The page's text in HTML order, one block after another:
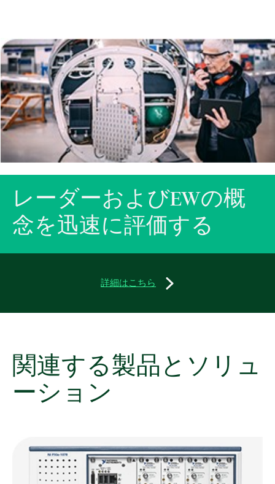
レーダーおよびEWの概
念 を迅速 に評価 する
詳細はこちら
関連する製品 と ソリュ
ーション